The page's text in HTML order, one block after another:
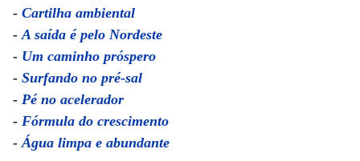
- Cartilha ambiental
-A saída é pelo Nordeste
- Um caminho próspero
- Surfando no pré-sal
- Pé no acelerador
- Fórmula do crescimento
-Água limpa e abundante